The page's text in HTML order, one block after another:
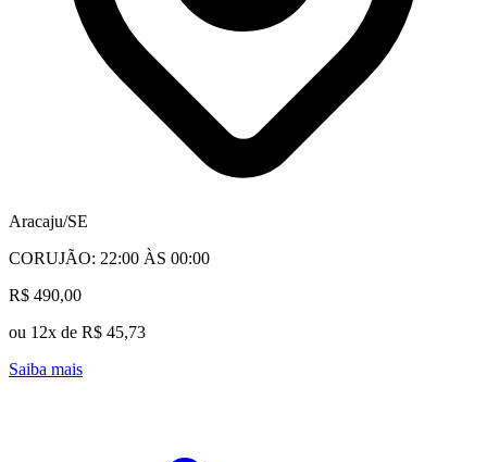
Aracaju/SE
CORUJÃO: 22:00 ÀS 00:00
R$ 490,00
ou 12x de R$ 45,73
Saiba mais